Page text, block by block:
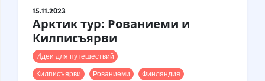
15.11.2023
Арктик тур: Рованиеми и
Килписъярви
Идеи для путешествий
Килписъярви
Рованиеми Финляндия